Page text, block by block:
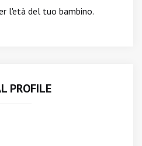
l'età del tuo bambino.
PROFILE